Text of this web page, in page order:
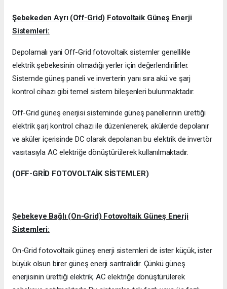
Şebekeden Ayrı (Off-Grid) Fotovoltaik Güneş Enerji
Sistemleri:
Depolamalı yani Off-Grid fotovoltaik sistemler genellikle
elektrik şebekesinin olmadığı yerler için değerlendirilirler.
Sistemde güneş paneli ve inverterin yanı sıra akü ve şarj
kontrol cihazı gibi temel sistem bileşenleri bulunmaktadır.
Off-Grid güneş enerjisi sisteminde güneş panellerinin ürettiği
elektrik şarj kontrol cihazı ile düzenlenerek, akülerde depolanır
ve aküler içerisinde DC olarak depolanan bu elektrik de invertör
vasıtasıyla AC elektriğe dönüştürülerek kullanılmaktadır.
(OFF-GRİD FOTOVOLTAİK SİSTEMLER)
Şebekeye Bağlı (On-Grid) Fotovoltaik Güneş Enerji
Sistemleri:
On-Grid fotovoltaik güneş enerji sistemleri de ister küçük, ister
büyük olsun birer güneş enerji santralidir. Çünkü güneş
enerjisinin ürettiği elektrik, AC elektriğe dönüştürülerek